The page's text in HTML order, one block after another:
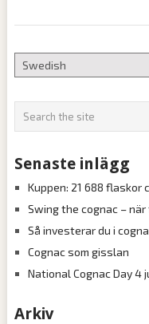
Senaste inlägg
Kuppen: 21 688
Swing the cognac –
Så investerar du i
Cognac som gisslan
National Cognac Day 4
Arkiv